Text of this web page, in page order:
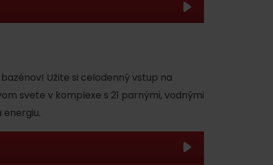
Užite si celodenný vstup na
svete v komplexe s 21 parnými, vodnými